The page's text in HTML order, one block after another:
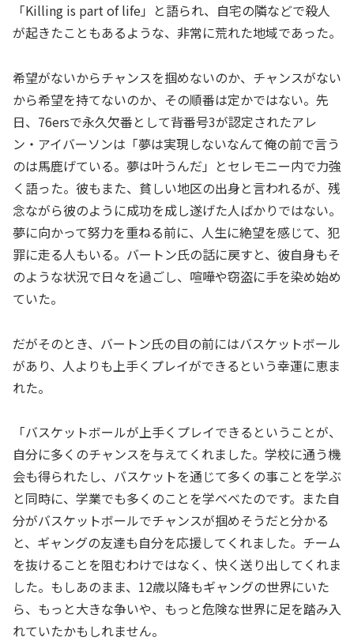
「Killing is part of life」と語られ、自宅の隣などで殺人
が起きたこともあるような、非常に荒れた地域であった。
希望がないからチャンスを掴めないのか、チャンスがない
から希望を持てないのか、その順番は定かではない。先
日、76ersで永久欠番として背番号3が認定されたアレ
ン・アイバーソンは「夢は実現しないなんて俺の前で言う
のは馬鹿げている。夢は叶うんだ」とセレモニー内で力強
く語った。彼もまた、貧しい地区の出身と言われるが、残
念ながら彼のように成功を成し遂げた人ばかりではない。
夢に向かって努力を重ねる前に、人生に絶望を感じて、犯
罪に走る人もいる。バートン氏の話に戻すと、彼自身もそ
のような状況で日々を過ごし、喧嘩や窃盗に手を染め始め
ていた。
だがそのとき、バートン氏の目の前にはバスケットボール
があり、人よりも上手くプレイができるという幸運に恵ま
れた。
「バスケットボールが上手くプレイできるということが、
自分に多くのチャンスを与えてくれました。学校に通う機
会も得られたし、バスケットを通じて多くの事ことを学ぶ
と同時に、学業でも多くのことを学べべたのです。また自
分がバスケットボールでチャンスが掴めそうだと分かる
と、ギャングの友達も自分を応援してくれました。チーム
を抜けることを阻むわけではなく、快く送り出してくれま
した。もしあのまま、12歳以降もギャングの世界にいた
ら、もっと大きな争いや、もっと危険な世界に足を踏み入
れていたかもしれません。